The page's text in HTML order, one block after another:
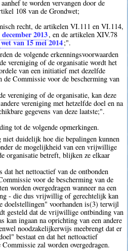
te worden vervangen door de
108 van de Grondwet;
recht, de artikelen VI.111 en VI.114,
2013, en de artikelen XIV.78
wet van 15 mei 2014;".
de volgende erkenningsvoorwaarden
vereniging of de organisatie wordt het
van een initiatief met dezelfde
Commissie voor de bescherming van
of de organisatie, kan deze
vereniging met hetzelfde doel en na
gegevens van deze laatste;".
tot de volgende opmerkingen.
duidelijk hoe die bepalingen kunnen
de mogelijkheid van een vrijwillige
organisatie betreft, blijken ze elkaar
het nettoactief van de ontbonden
voor de bescherming van de
worden overgedragen wanneer na een
- die dus vrijwillig of gerechtelijk kan
doelstellingen" voorhanden is(3) terwijl
gesteld dat de vrijwillige ontbinding van
kan ingaan na oprichting van een andere
noodzakelijkerwijs meebrengt dat er
bestaat en dat het nettoactief
zal worden overgedragen.